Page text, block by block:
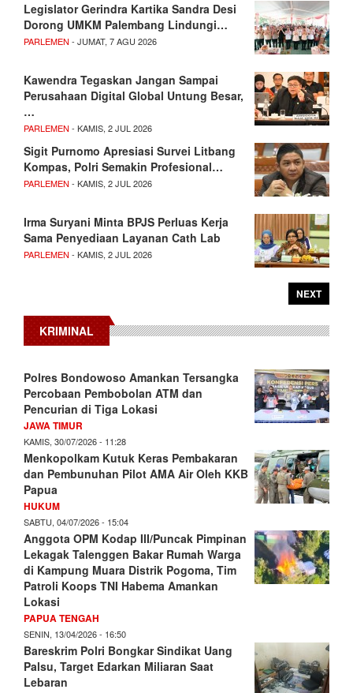
Legislator Gerindra Kartika Sandra Desi
Dorong UMKM Palembang Lindungi…
PARLEMEN - JUMAT, 7 AGU 2026
Kawendra Tegaskan Jangan Sampai
Perusahaan Digital Global Untung Besar,
…
PARLEMEN - KAMIS, 2 JUL 2026
Sigit Purnomo Apresiasi Survei Litbang
Kompas, Polri Semakin Profesional…
PARLEMEN - KAMIS, 2 JUL 2026
Irma Suryani Minta BPJS Perluas Kerja
Sama Penyediaan Layanan Cath Lab
PARLEMEN - KAMIS, 2 JUL 2026
NEXT
KRIMINAL
Polres Bondowoso Amankan Tersangka
Percobaan Pembobolan ATM dan
Pencurian di Tiga Lokasi
JAWA TIMUR
KAMIS, 30/07/2026 - 11:28
Menkopolkam Kutuk Keras Pembakaran
dan Pembunuhan Pilot AMA Air Oleh KKB
Papua
HUKUM
SABTU, 04/07/2026 - 15:04
Anggota OPM Kodap III/Puncak Pimpinan
Lekagak Talenggen Bakar Rumah Warga
di Kampung Muara Distrik Pogoma, Tim
Patroli Koops TNI Habema Amankan
Lokasi
PAPUA TENGAH
SENIN, 13/04/2026 - 16:50
Bareskrim Polri Bongkar Sindikat Uang
Palsu, Target Edarkan Miliaran Saat
Lebaran